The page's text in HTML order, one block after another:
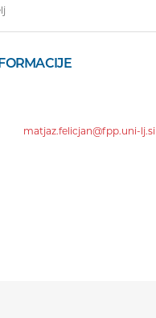
matjaz.felicjan@fpp.uni-lj.si